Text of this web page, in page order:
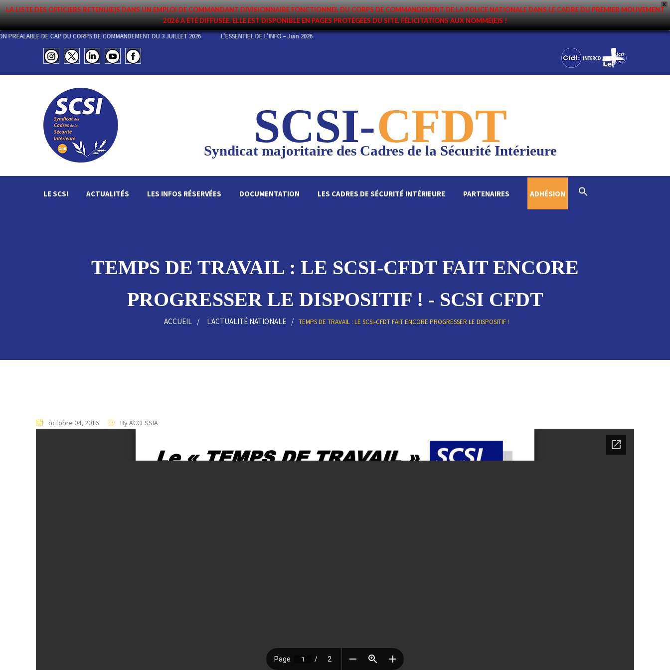
X
LA LISTE DES OFFICIERS RETENU(E)S DANS UN EMPLOI DE COMMANDANT DIVISIONNAIRE FONCTIONNEL DU CORPS DE COMMANDEMENT DE LA POLICE NATIONALE DANS LE CADRE DU PREMIER MOUVEMENT
2026 A ÉTÉ DIFFUSÉE. ELLE EST DISPONIBLE EN PAGES PROTÉGÉES DU SITE. FÉLICITATIONS AUX NOMMÉ(E)S !
PRÉALABLE DE CAP DU CORPS DE COMMANDEMENT DU 3 JUILLET 2026 L’ESSENTIEL DE L’INFO – Juin 2026
SCSI-CFDT
Syndicat majoritaire des Cadres de la Sécurité Intérieure
LE SCSI ACTUALITÉS LES INFOS RÉSERVÉES DOCUMENTATION LES CADRES DE SÉCURITÉ INTÉRIEURE PARTENAIRES ADHÉSION
TEMPS DE TRAVAIL : LE SCSI-CFDT FAIT ENCORE
PROGRESSER LE DISPOSITIF ! - SCSI CFDT
ACCUEIL L'ACTUALITÉ NATIONALE TEMPS DE TRAVAIL : LE SCSI-CFDT FAIT ENCORE PROGRESSER LE DISPOSITIF !
octobre 04, 2016 By ACCESSIA